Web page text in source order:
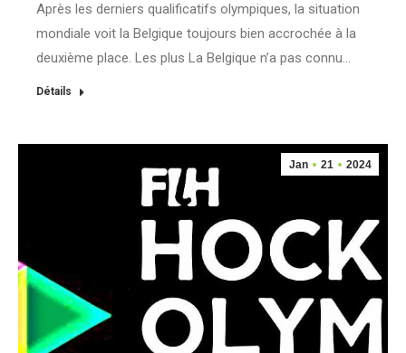
Après les derniers qualificatifs olympiques, la situation
mondiale voit la Belgique toujours bien accrochée à la
deuxième place. Les plus La Belgique n’a pas connu…
Détails
Jan 21 2024